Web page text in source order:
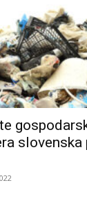
slovenska